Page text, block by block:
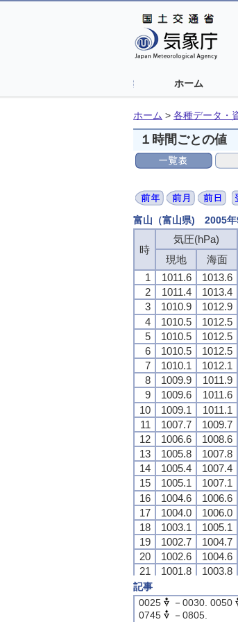
ホーム
ホーム > 各種データ・
１時間ごとの値
富山（富山県) 2005年
時
気圧(hPa)
現地 海面
1
1011.6 1013.6
2
1011.4 1013.4
3
1010.9 1012.9
4
1010.5 1012.5
5
1010.5 1012.5
6
1010.5 1012.5
7
1010.1 1012.1
8
1009.9 1011.9
9
1009.6 1011.6
10
1009.1 1011.1
11
1007.7 1009.7
12
1006.6 1008.6
13
1005.8 1007.8
14
1005.4 1007.4
15
1005.1 1007.1
16
1004.6 1006.6
17
1004.0 1006.0
18
1003.1 1005.1
19
1002.7 1004.7
20
1002.6 1004.6
21
1001.8 1003.8
22
23
999.7 1001.7
24
998.3 1000.3
時
気圧(hPa)
現地 海面
1
1011.6 1013.6
2
1011.4 1013.4
3
1010.9 1012.9
4
1010.5 1012.5
5
1010.5 1012.5
6
1010.5 1012.5
7
1010.1 1012.1
8
1009.9 1011.9
9
1009.6 1011.6
10
1009.1 1011.1
11
1007.7 1009.7
12
1006.6 1008.6
13
1005.8 1007.8
14
1005.4 1007.4
15
1005.1 1007.1
16
1004.6 1006.6
17
1004.0 1006.0
18
1003.1 1005.1
19
1002.7 1004.7
20
1002.6 1004.6
21
1001.8 1003.8
22
23
999.7 1001.7
24
998.3 1000.3
時
気圧(hPa)
現地 海面
1
1011.6 1013.6
2
1011.4 1013.4
3
1010.9 1012.9
4
1010.5 1012.5
5
1010.5 1012.5
6
1010.5 1012.5
7
1010.1 1012.1
8
1009.9 1011.9
9
1009.6 1011.6
10
1009.1 1011.1
11
1007.7 1009.7
12
1006.6 1008.6
13
1005.8 1007.8
14
1005.4 1007.4
15
1005.1 1007.1
16
1004.6 1006.6
17
1004.0 1006.0
18
1003.1 1005.1
19
1002.7 1004.7
20
1002.6 1004.6
21
1001.8 1003.8
22
23
999.7 1001.7
24
998.3 1000.3
時
気圧(hPa)
現地 海面
1
1011.6 1013.6
2
1011.4 1013.4
3
1010.9 1012.9
4
1010.5 1012.5
5
1010.5 1012.5
6
1010.5 1012.5
7
1010.1 1012.1
8
1009.9 1011.9
9
1009.6 1011.6
10
1009.1 1011.1
11
1007.7 1009.7
12
1006.6 1008.6
13
1005.8 1007.8
14
1005.4 1007.4
15
1005.1 1007.1
16
1004.6 1006.6
17
1004.0 1006.0
18
1003.1 1005.1
19
1002.7 1004.7
20
1002.6 1004.6
21
1001.8 1003.8
22
23
999.7 1001.7
24
998.3 1000.3
記事
0025
－0030. 0050
0745
－0805.